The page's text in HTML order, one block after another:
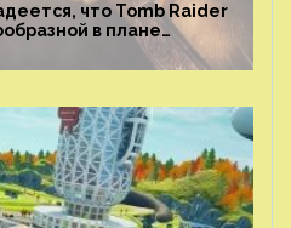
что Tomb Raider
в плане